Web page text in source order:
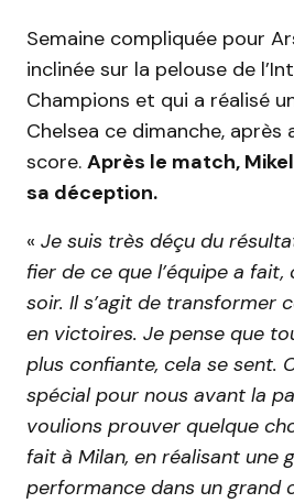
Semaine compliquée pour
inclinée sur la pelouse de
Champions et qui a réalisé
Chelsea ce dimanche, après
score. Après le match,
sa déception.
« Je suis très déçu du
fier de ce que l’équipe a
soir. Il s’agit de transformer
en victoires. Je pense que
plus confiante, cela se sent.
spécial pour nous avant la
voulions prouver quelque
fait à Milan, en réalisant une
performance dans un grand